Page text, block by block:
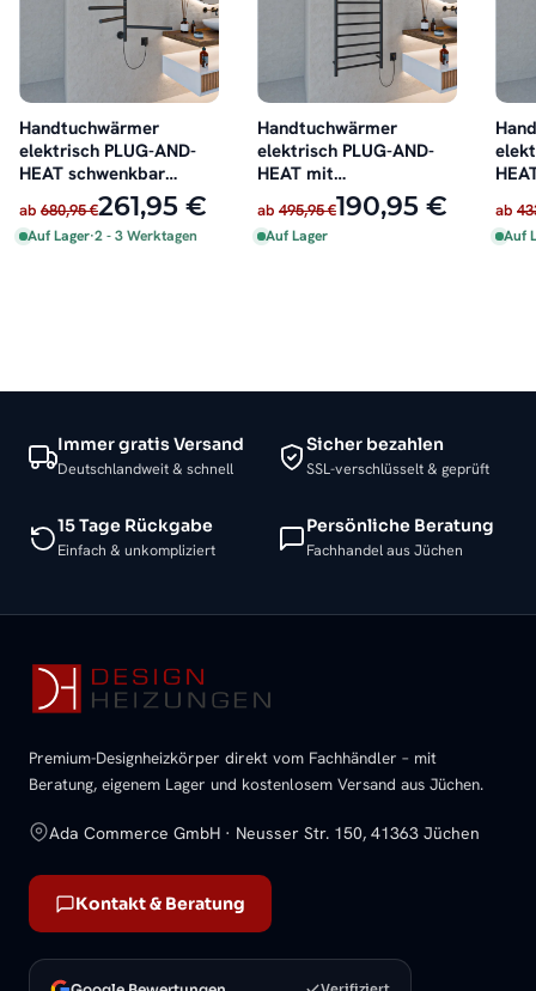
Handtuchwärmer
elektrisch PLUG-AND-
HEAT schwenkbar
Schwarz 51 x 62 cm
ab 680,95 €261,95 €
Auf Lager·2 - 3 Werktagen
Handtuchwärmer
elektrisch PLUG-AND-
HEAT mit
Handtuchablage
Schwarz
ab 495,95 €190,95 €
Auf Lager
ab
Auf
Immer gratis Versand
Deutschlandweit & schnell
Sicher bezahlen
SSL-verschlüsselt & geprüft
15 Tage Rückgabe
Einfach & unkompliziert
Persönliche Beratung
Fachhandel aus Jüchen
Premium-Designheizkörper direkt vom Fachhändler – mit
Beratung, eigenem Lager und kostenlosem Versand aus Jüchen.
Ada Commerce GmbH · Neusser Str. 150, 41363 Jüchen
Kontakt & Beratung